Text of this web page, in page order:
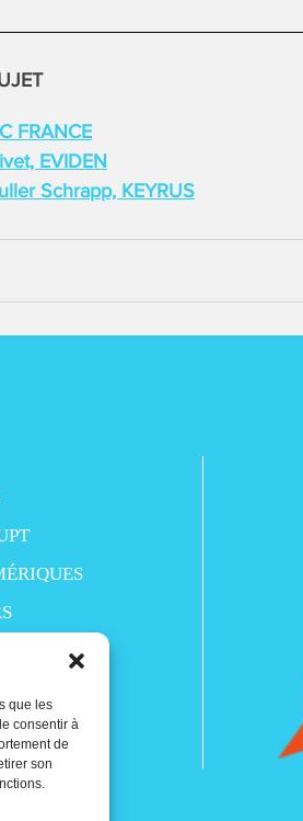
que les
consentir à
de
son
FRANCE
EVIDEN
Schrapp, KEYRUS